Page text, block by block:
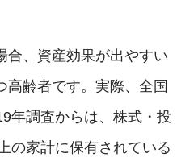
合、資産効果が出やすい
高齢者です。実際、全国
年調査からは、株式・投
の家計に保有されている